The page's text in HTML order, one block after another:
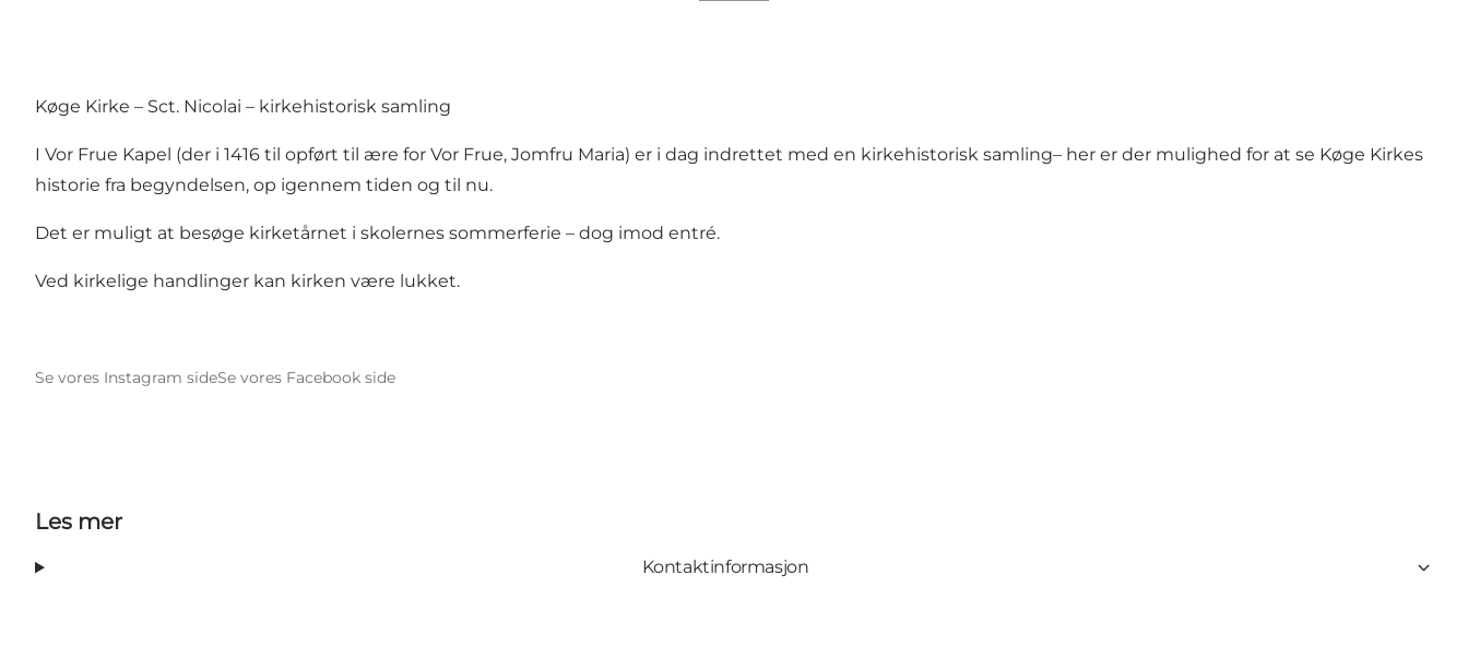
Køge Kirke – Sct. Nicolai – kirkehistorisk samling
I Vor Frue Kapel (der i 1416 til opført til ære for Vor Frue, Jomfru Maria) er i dag indrettet med en kirkehistorisk samling– her er der mulighed for at se Køge Kirkes
historie fra begyndelsen, op igennem tiden og til nu.
Det er muligt at besøge kirketårnet i skolernes sommerferie – dog imod entré.
Ved kirkelige handlinger kan kirken være lukket.
Se vores Instagram sideSe vores Facebook side
Les mer
Kontaktinformasjon